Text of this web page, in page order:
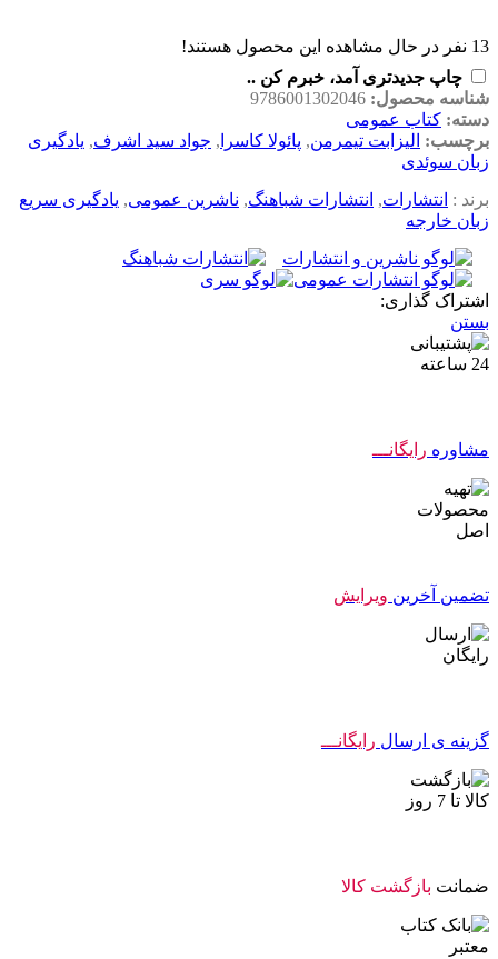
13 نفر در حال مشاهده این محصول هستند!
چاپ جدیدتری آمد، خبرم کن ..
شناسه محصول: 9786001302046
دسته: کتاب عمومی
برچسب: الیزابت تیمرمن, پائولا کاسرا , جواد سید اشرف, یادگیری
زبان سوئدی
برند : انتشارات, انتشارات شباهنگ, ناشرین عمومی, یادگیری سریع
زبان خارجه
اشتراک گذاری:
بستن
مشاوره رایگانـــ
تضمین آخرین ویرایش
گزینه ی ارسال رایگانـــ
ضمانت بازگشت کالا